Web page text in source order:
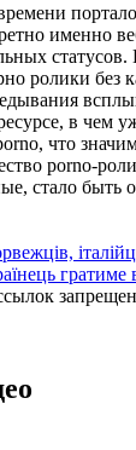
именно
ролики
в чем
что
porno-
стало